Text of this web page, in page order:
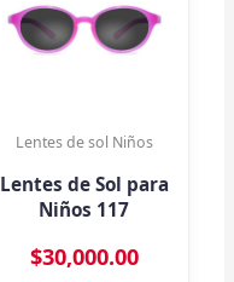
Lentes de sol Niños
Lentes de Sol para
Niños 117
$30,000.00